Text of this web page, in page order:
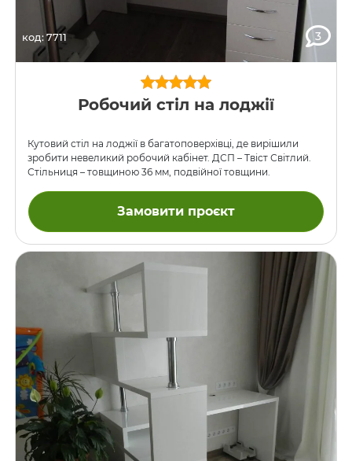
код: 7711 3
Робочий стіл на лоджії
Кутовий стіл на лоджії в багатоповерхівці, де вирішили
зробити невеликий робочий кабінет. ДСП – Твіст Світлий.
Стільниця – товщиною 36 мм, подвійної товщини.
Замовити проєкт